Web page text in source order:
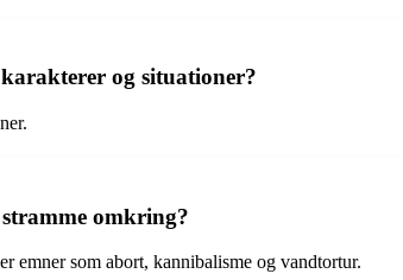
og situationer?
omkring?
emner som abort, kannibalisme og vandtortur.